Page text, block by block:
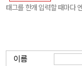
태그를 한개 입력할 때마다
이름